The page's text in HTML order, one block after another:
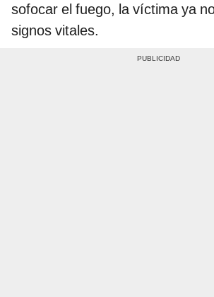
sofocar el fuego, la víctima ya
signos vitales.